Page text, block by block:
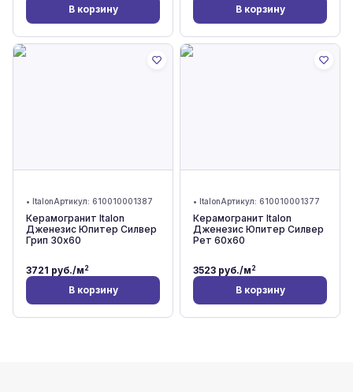
В корзину В корзину
• ItalonАртикул: 610010001387
Керамогранит Italon
Дженезис Юпитер Силвер
Грип 30x60
3721 руб./м2
В корзину
• ItalonАртикул: 610010001377
Керамогранит Italon
Дженезис Юпитер Силвер
Рет 60x60
3523 руб./м2
В корзину